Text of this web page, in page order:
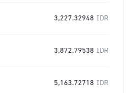
3,227.32948 IDR
3,872.79538 IDR
5,163.72718 IDR